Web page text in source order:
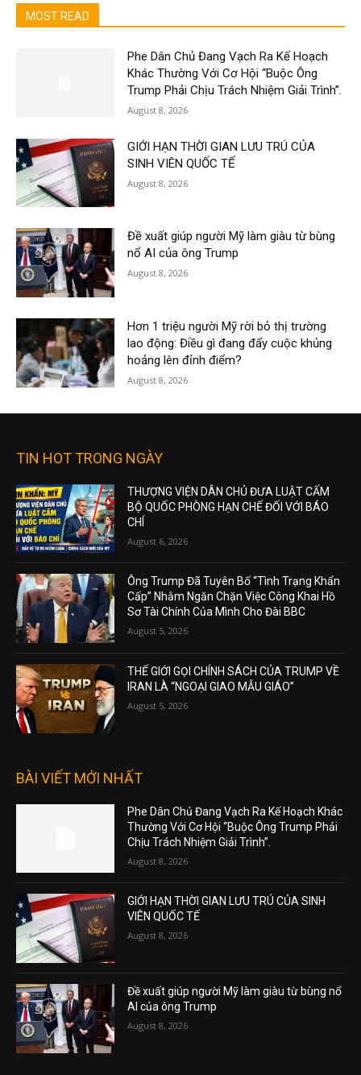
MOST READ
Phe Dân Chủ Đang Vạch Ra Kế Hoạch
Khác Thường Với Cơ Hội “Buộc Ông
Trump Phải Chịu Trách Nhiệm Giải Trình”.
August 8, 2026
GIỚI HẠN THỜI GIAN LƯU TRÚ CỦA
SINH VIÊN QUỐC TẾ
August 8, 2026
Đề xuất giúp người Mỹ làm giàu từ bùng
nổ AI của ông Trump
August 8, 2026
Hơn 1 triệu người Mỹ rời bỏ thị trường
lao động: Điều gì đang đẩy cuộc khủng
hoảng lên đỉnh điểm?
August 8, 2026
TIN HOT TRONG NGÀY
THƯỢNG VIỆN DÂN CHỦ ĐƯA LUẬT CẤM
BỘ QUỐC PHÒNG HẠN CHẾ ĐỐI VỚI BÁO
CHÍ
August 6, 2026
Ông Trump Đã Tuyên Bố “Tình Trạng Khẩn
Cấp” Nhằm Ngăn Chặn Việc Công Khai Hồ
Sơ Tài Chính Của Mình Cho Đài BBC
August 5, 2026
THẾ GIỚI GỌI CHÍNH SÁCH CỦA TRUMP VỀ
IRAN LÀ “NGOẠI GIAO MẪU GIÁO”
August 5, 2026
BÀI VIẾT MỚI NHẤT
Phe Dân Chủ Đang Vạch Ra Kế Hoạch Khác
Thường Với Cơ Hội “Buộc Ông Trump Phải
Chịu Trách Nhiệm Giải Trình”.
August 8, 2026
GIỚI HẠN THỜI GIAN LƯU TRÚ CỦA SINH
VIÊN QUỐC TẾ
August 8, 2026
Đề xuất giúp người Mỹ làm giàu từ bùng nổ
AI của ông Trump
August 8, 2026